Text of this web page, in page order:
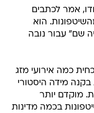
אמר לכתבים
הוא
שם" עבור נובה
כמה אירועי מזג
בקנה מידה היסטורי
מוקדם יותר
בכמה מדינות